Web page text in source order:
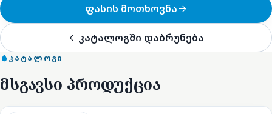
ფასის მოთხოვნა
კატალოგში დაბრუნება
ᲙᲐᲢᲐᲚᲝᲒᲘ
მსგავსი პროდუქცია